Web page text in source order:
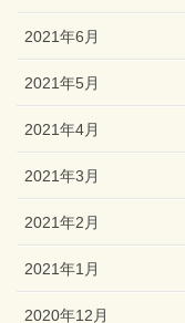
2021年6月
2021年5月
2021年4月
2021年3月
2021年2月
2021年1月
2020年12月